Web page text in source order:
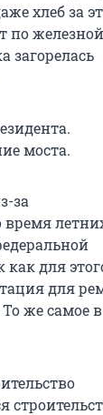
хлеб за
по железной
загорелась
моста.
за
время
для
для
То же самое в